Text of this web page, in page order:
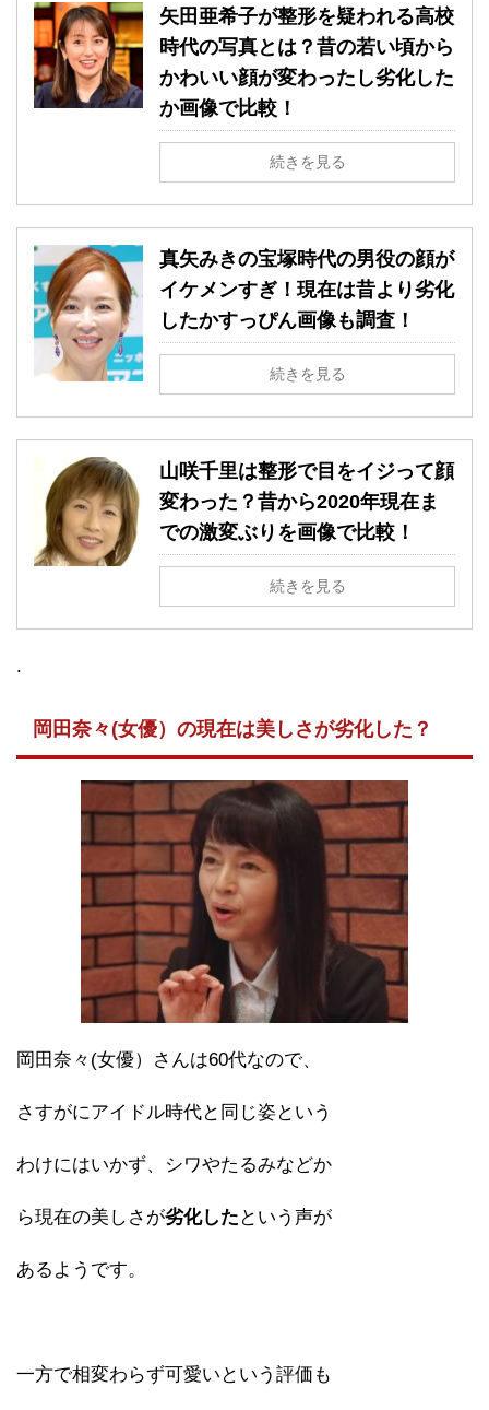
矢田亜希子が整形を疑われる高校
時代の写真とは？昔の若い頃から
かわいい顔が変わったし劣化した
か画像で比較！
続きを見る
真矢みきの宝塚時代の男役の顔が
イケメンすぎ！現在は昔より劣化
したかすっぴん画像も調査！
続きを見る
山咲千里は整形で目をイジって顔
変わった？昔から2020年現在ま
での激変ぶりを画像で比較！
続きを見る
.
岡田奈々(女優）の現在は美しさが劣化した？
岡田奈々(女優）さんは60代なので、
さすがにアイドル時代と同じ姿という
わけにはいかず、シワやたるみなどか
ら現在の美しさが劣化した という声が
あるようです。
一方で相変わらず可愛いという評価も